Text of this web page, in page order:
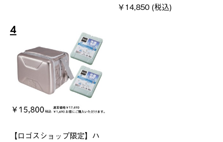
￥14,850 (税込)
4
【ロゴスショップ限定】ハ